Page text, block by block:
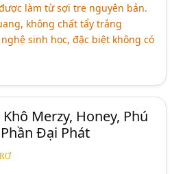
làm từ sợi tre nguyên bản.
không chất tẩy trắng
sinh học, đặc biệt không có
Merzy, Honey, Phú
Đại Phát